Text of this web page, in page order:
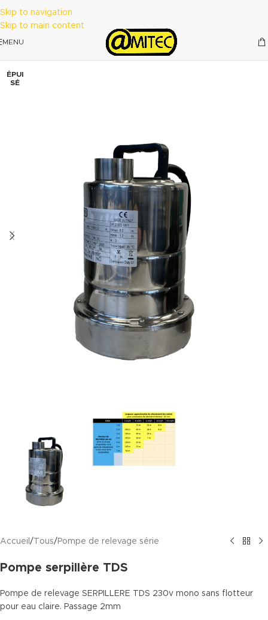
Skip to navigation
Skip to main content
MENU
ÉPUI
SÉ
Accueil /Tous/ Pompe de relevage série
Pompe serpillère TDS
Pompe de relevage SERPILLERE TDS 230v mono sans flotteur
pour eau claire. Passage 2mm